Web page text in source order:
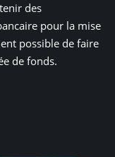
des
pour la mise
possible de faire
de fonds.